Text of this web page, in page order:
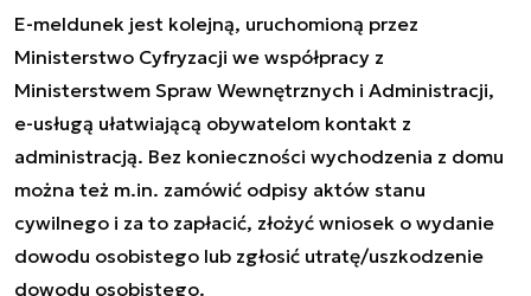
E-meldunek jest kolejną, uruchomioną przez
Ministerstwo Cyfryzacji we współpracy z
Ministerstwem Spraw Wewnętrznych i Administracji,
e-usługą ułatwiającą obywatelom kontakt z
administracją. Bez konieczności wychodzenia z domu
można też m.in. zamówić odpisy aktów stanu
cywilnego i za to zapłacić, złożyć wniosek o wydanie
dowodu osobistego lub zgłosić utratę/uszkodzenie
dowodu osobistego.